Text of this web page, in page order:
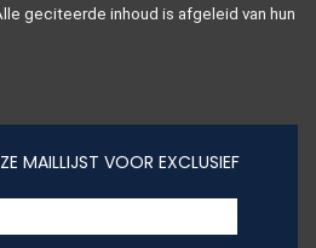
geciteerde inhoud is afgeleid van hun
MAILLIJST VOOR EXCLUSIEF